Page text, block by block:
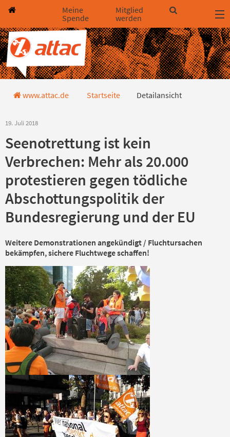
Direkt zum Hauptinhalt springen
Direkt zur Haupt-Navigation springen
Direkt zur Service-Navigation springen
Direkt zur Footer-Navigation springen
Direkt zum Footerinhalt springen
Meine
Spende
Mitglied
werden
Detailansicht
www.attac.de Startseite Detailansicht
19. Juli 2018
Seenotrettung ist kein
Verbrechen: Mehr als 20.000
protestieren gegen tödliche
Abschottungspolitik der
Bundesregierung und der EU
Weitere Demonstrationen angekündigt / Fluchtursachen
bekämpfen, sichere Fluchtwege schaffen!